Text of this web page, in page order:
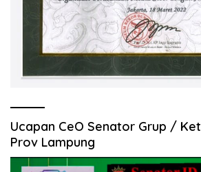
Ucapan CeO Senator Grup /
Prov Lampung